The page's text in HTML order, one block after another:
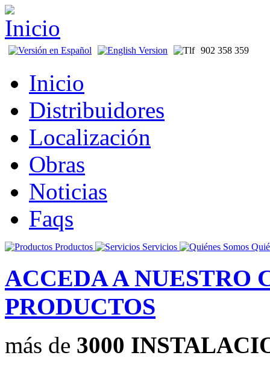
902 358 359
Inicio
Distribuidores
Localización
Obras
Noticias
Faqs
Productos Servicios
ACCEDA A NUESTRO
PRODUCTOS
más de 3000